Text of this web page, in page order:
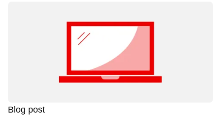
Blog post